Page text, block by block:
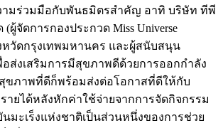
วามร่วมมือกับพันธมิตรสำคัญ อาทิ บริษัท ทีพี
ผู้จัดการกองประกวด Miss Universe
หวัดกรุงเทพมหานคร และผู้สนับสนุน
ส่งเสริมการมีสุขภาพดีด้วยการออกกำลัง
ขภาพที่ดีก็พร้อมส่งต่อโอกาสที่ดีให้กับ
ายได้หลังหักค่าใช้จ่ายจากการจัดกิจกรรม
มะเร็งแห่งชาติเป็นส่วนหนึ่งของการช่วย